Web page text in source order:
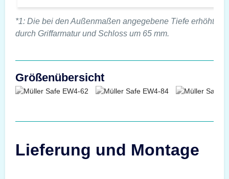
*1: Die bei den Außenmaßen angegebene Tiefe erhöht
durch Griffarmatur und Schloss um 65 mm.
Größenübersicht
Lieferung und Montage